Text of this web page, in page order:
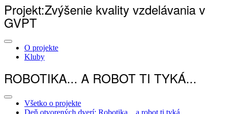
Projekt:Zvýšenie kvality vzdelávania v
GVPT
O projekte
Kluby
ROBOTIKA... A ROBOT TI TYKÁ...
Všetko o projekte
Deň otvorených dverí: Robotika... a robot ti tyká...